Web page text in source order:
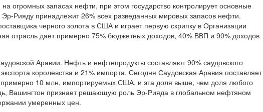
огромных запасах нефти, при этом государство контролирует основные
Эр-Рияду принадлежит 26% всех разведанных мировых запасов нефти.
черного золота в США и играет первую скрипку в Организации
отрасль дает примерно 75% бюджетных доходов, 40% ВВП и 90% доходов
Аравии. Нефть и нефтепродукты составляют 90% саудовского
королевства и 21% импорта. Сегодня Саудовская Аравия поставляет
примерно 10 млн, импортируемых США, и эта доля выше, чем доля любого
Вашингтон признает решающую роль Эр-Рияда в глобальном нефтяном
умеренных цен.